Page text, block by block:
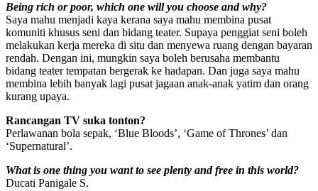
Being rich or poor, which one will you choose and why?
Saya mahu menjadi kaya kerana saya mahu membina pusat
komuniti khusus seni dan bidang teater. Supaya penggiat seni boleh
melakukan kerja mereka di situ dan menyewa ruang dengan bayaran
rendah. Dengan ini, mungkin saya boleh berusaha membantu
bidang teater tempatan bergerak ke hadapan. Dan juga saya mahu
membina lebih banyak lagi pusat jagaan anak-anak yatim dan orang
kurang upaya.
Rancangan TV suka tonton?
Perlawanan bola sepak, ‘Blue Bloods’, ‘Game of Thrones’ dan
‘Supernatural’.
What is one thing you want to see plenty and free in this world?
Ducati Panigale S.